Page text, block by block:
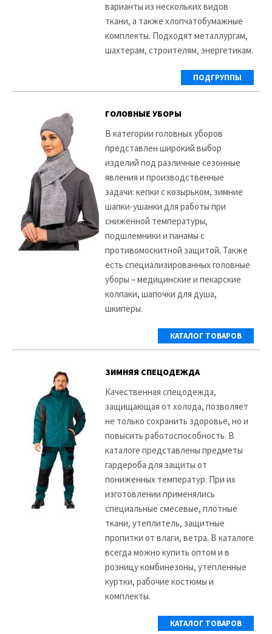
варианты из нескольких видов
ткани, а также хлопчатобумажные
комплекты. Подходят металлургам,
шахтерам, строителям, энергетикам.
ПОДГРУППЫ
ГОЛОВНЫЕ УБОРЫ
В категории головных уборов
представлен широкий выбор
изделий под различные сезонные
явления и производственные
задачи: кепки с козырьком, зимние
шапки-ушанки для работы при
сниженной температуры,
подшлемники и панамы с
противомоскитной защитой. Также
есть специализированных головные
уборы – медицинские и пекарские
колпаки, шапочки для душа,
шкиперы.
КАТАЛОГ ТОВАРОВ
ЗИМНЯЯ СПЕЦОДЕЖДА
Качественная спецодежда,
защищающая от холода, позволяет
не только сохранить здоровье, но и
повысить работоспособность. В
каталоге представлены предметы
гардероба для защиты от
пониженных температур. При их
изготовлении применялись
специальные смесевые, плотные
ткани, утеплитель, защитные
пропитки от влаги, ветра. В каталоге
всегда можно купить оптом и в
розницу комбинезоны, утепленные
куртки, рабочие костюмы и
комплекты.
КАТАЛОГ ТОВАРОВ